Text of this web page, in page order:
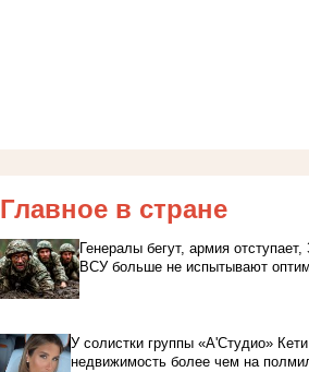
Главное в стране
Генералы бегут, армия отступает,
ВСУ больше не испытывают
У солистки группы «А'Студио»
недвижимость более чем на